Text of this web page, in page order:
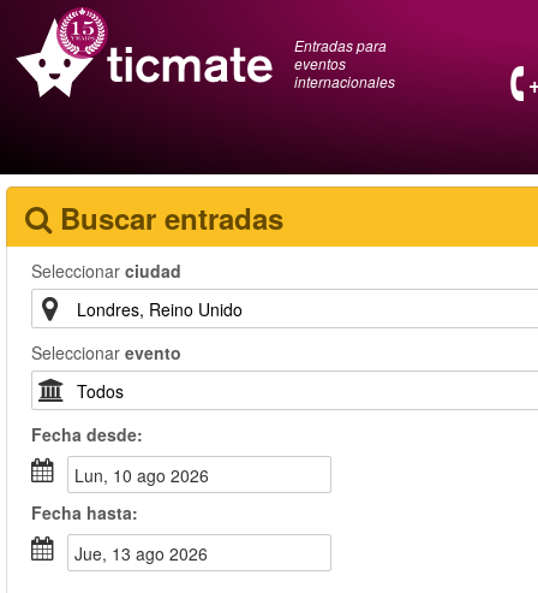
Entradas para
eventos
internacionales
Buscar entradas
Seleccionar ciudad
Seleccionar evento
Fecha desde:
lun, 10 ago 2026
Fecha hasta:
jue, 13 ago 2026